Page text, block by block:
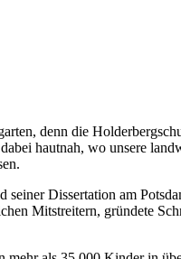
denn die
hautnah, wo unsere
Dissertation am
Mitstreitern, gründete